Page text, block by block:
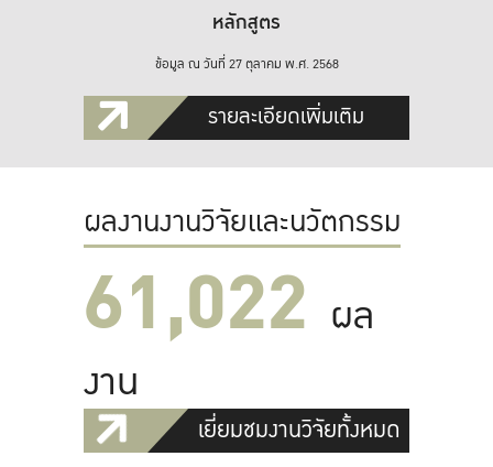
หลักสูตร
ข้อมูล ณ วันที่ 27 ตุลาคม พ.ศ. 2568
รายละเอียดเพิ่มเติม
ผลงานงานวิจัยและนวัตกรรม
61,022 ผล
งาน
เยี่ยมชมงานวิจัยทั้งหมด